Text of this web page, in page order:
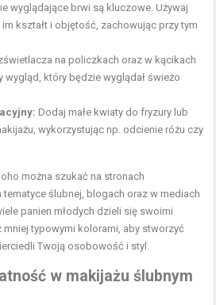
wyglądające brwi są kluczowe. Używaj
kształt i objętość, zachowując przy tym
na policzkach oraz w kącikach
wygląd, który będzie wyglądał świeżo
Dodaj małe kwiaty do fryzury lub
wykorzystując np. odcienie różu czy
można szukać na stronach
ślubnej, blogach oraz w mediach
panien młodych dzieli się swoimi
mniej typowymi kolorami, aby stworzyć
Twoją osobowość i styl.
w makijażu ślubnym